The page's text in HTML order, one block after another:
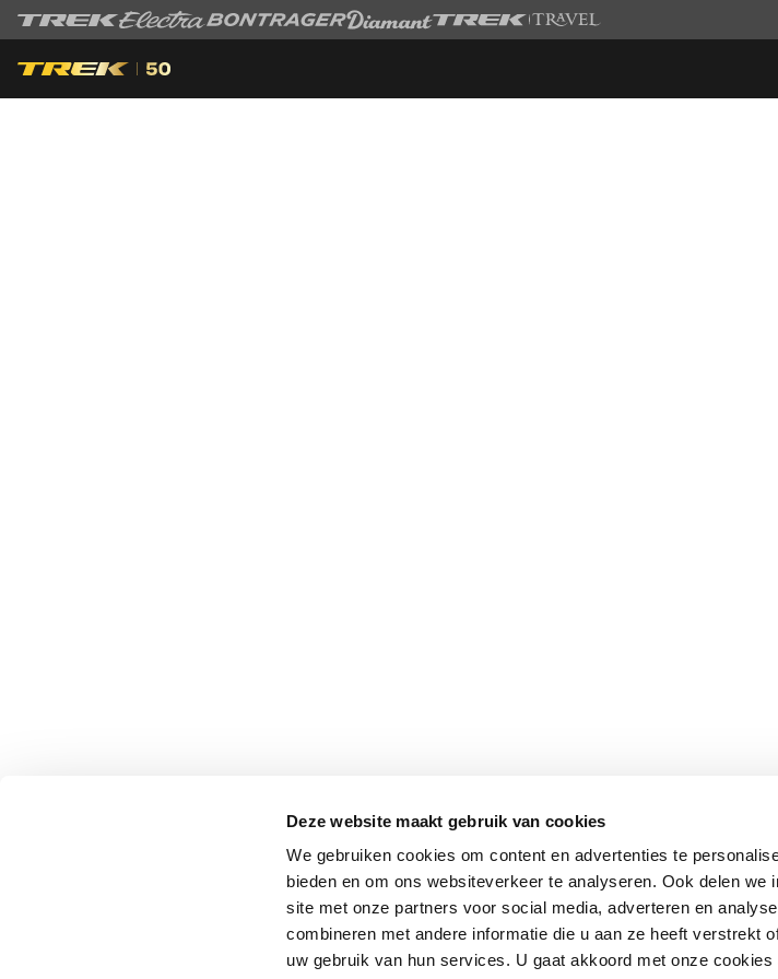
Deze website maakt gebruik van cookies
We gebruiken cookies om content en advertenties te
bieden en om ons websiteverkeer te analyseren. Ook delen we
site met onze partners voor social media, adverteren en
combineren met andere informatie die u aan ze heeft verstrekt
uw gebruik van hun services. U gaat akkoord met onze